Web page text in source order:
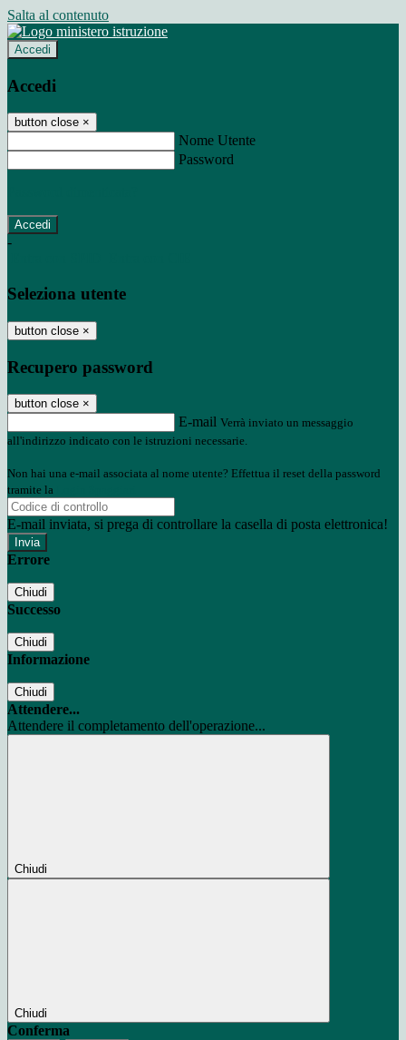
Salta al contenuto
Accedi
Accedi
button close ×
Nome Utente
Password
-
Seleziona utente
button close ×
Recupero password
button close ×
E-mail Verrà inviato un messaggio
all'indirizzo indicato con le istruzioni necessarie.
Non hai una e-mail associata al nome utente? Effettua il reset della password
tramite la
E-mail inviata, si prega di controllare la casella di posta elettronica!
Errore
Chiudi
Successo
Chiudi
Informazione
Chiudi
Attendere...
Attendere il completamento dell'operazione...
Chiudi
Chiudi
Conferma